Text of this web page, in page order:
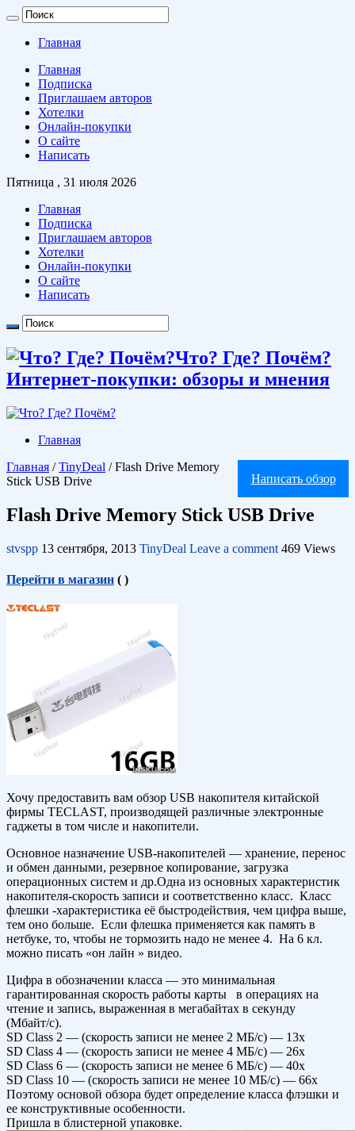
Главная
Главная
Подписка
Приглашаем авторов
Хотелки
Онлайн-покупки
О сайте
Написать
Пятница , 31 июля 2026
Главная
Подписка
Приглашаем авторов
Хотелки
Онлайн-покупки
О сайте
Написать
Что? Где? Почём?
Интернет-покупки: обзоры и мнения
Главная
Написать обзор
Главная / TinyDeal / Flash Drive Memory
Stick USB Drive
Flash Drive Memory Stick USB Drive
stvspp 13 сентября, 2013 TinyDeal Leave a comment 469 Views
Перейти в магазин ( )
Хочу предоставить вам обзор USB накопителя китайской
фирмы TECLAST, производящей различные электронные
гаджеты в том числе и накопители.
Основное назначение USB-накопителей — хранение, перенос
и обмен данными, резервное копирование, загрузка
операционных систем и др.Одна из основных характеристик
накопителя-скорость записи и соответственно класс. Класс
флешки -характеристика её быстродействия, чем цифра выше,
тем оно больше. Если флешка применяется как память в
нетбуке, то, чтобы не тормозить надо не менее 4. На 6 кл.
можно писать «он лайн » видео.
Цифра в обозначении класса — это минимальная
гарантированная скорость работы карты в операциях на
чтение и запись, выраженная в мегабайтах в секунду
(Мбайт/c).
SD Class 2 — (скорость записи не менее 2 МБ/с) — 13x
SD Class 4 — (скорость записи не менее 4 МБ/с) — 26x
SD Class 6 — (скорость записи не менее 6 МБ/с) — 40x
SD Class 10 — (скорость записи не менее 10 МБ/с) — 66x
Поэтому основой обзора будет определение класса флэшки и
ее конструктивные особенности.
Пришла в блистерной упаковке.